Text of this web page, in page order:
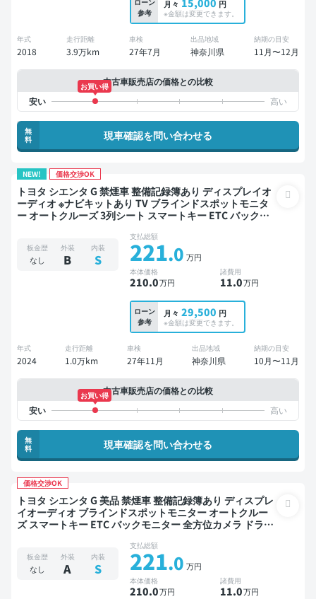
参考
月々 15,000 円
※金額は変更できます。
年式
2018
走行距離
3.9万km
車検
27年7月
出品地域
神奈川県
納期の目安
11月〜12月
中古車販売店の価格との比較
お買い得
無
料
現車確認を問い合わせる
NEW! 価格交渉OK
トヨタ シエンタ G 禁煙車 整備記録簿あり ディスプレイオ
ーディオ ※ナビキットあり TV ブラインドスポットモニタ
ー オートクルーズ 3列シート スマートキー ETC バックモ
板金歴
なし
外装
B
内装
S
支払総額
221.0 万円
本体価格
210.0万円
諸費用
11.0万円
ローン
参考
月々 29,500 円
※金額は変更できます。
年式
2024
走行距離
1.0万km
車検
27年11月
出品地域
神奈川県
納期の目安
10月〜11月
中古車販売店の価格との比較
お買い得
無
料
現車確認を問い合わせる
価格交渉OK
トヨタ シエンタ G 美品 禁煙車 整備記録簿あり ディスプレ
イオーディオ ブラインドスポットモニター オートクルー
ズ スマートキー ETC バックモニター 全方位カメラ ドライ
板金歴
なし
外装
A
内装
S
支払総額
221.0 万円
本体価格
210.0万円
諸費用
11.0万円